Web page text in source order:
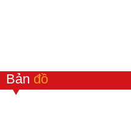
Bản đồ